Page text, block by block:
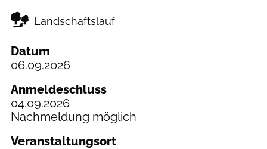
Landschaftslauf
Datum
06.09.2026
Anmeldeschluss
04.09.2026
Nachmeldung möglich
Veranstaltungsort